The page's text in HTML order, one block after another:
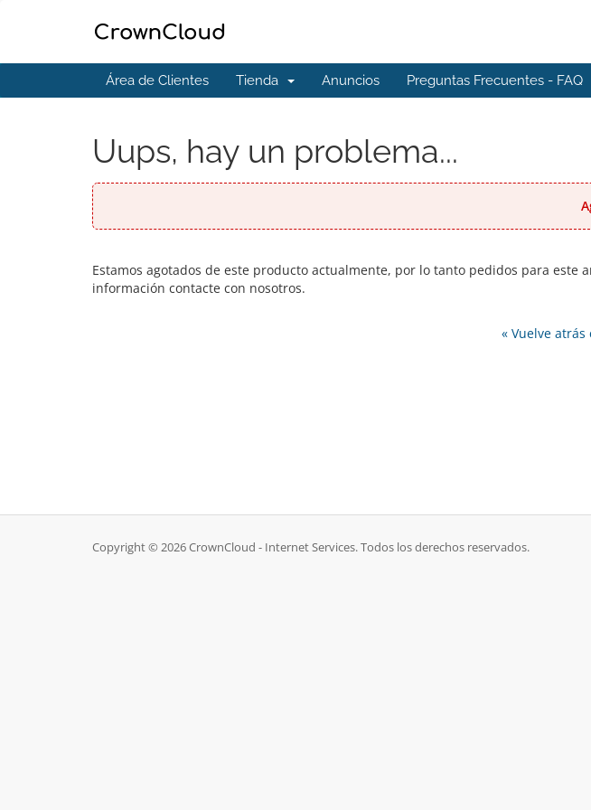
Área de Clientes Tienda Anuncios Preguntas Frecuentes - FAQ
Uups, hay un problema...
Estamos agotados de este producto actualmente, por lo tanto pedidos para
información contacte con nosotros.
« Vuelve
Copyright © 2026 CrownCloud - Internet Services. Todos los derechos reservados.